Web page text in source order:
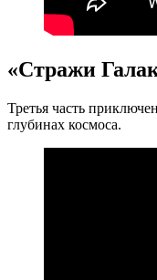
«Стражи
Третья часть
глубинах космоса.